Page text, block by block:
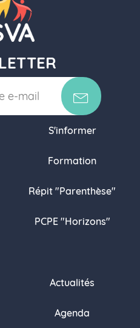
S'informer
Formation
Répit "Parenthèse"
PCPE "Horizons"
Actualités
Agenda